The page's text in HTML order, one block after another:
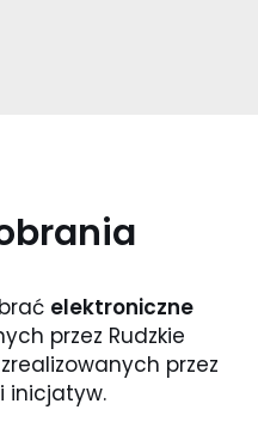
elektroniczne
przez Rudzkie
przez
inicjatyw.